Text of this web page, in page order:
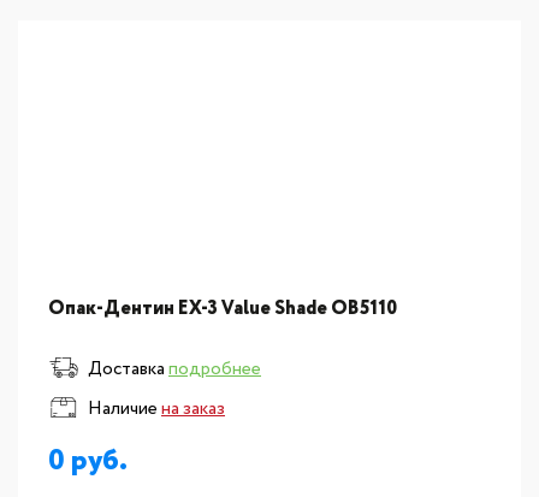
Опак-Дентин EX-3 Value Shade OB5110
Доставкаподробнее
Наличиена заказ
0